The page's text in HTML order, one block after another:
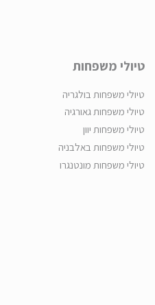
טיולי משפחות
טיולי משפחות בולגריה
טיולי משפחות גאורגיה
טיולי משפחות יוון
טיולי משפחות באלבניה
טיולי משפחות מונטנגרו